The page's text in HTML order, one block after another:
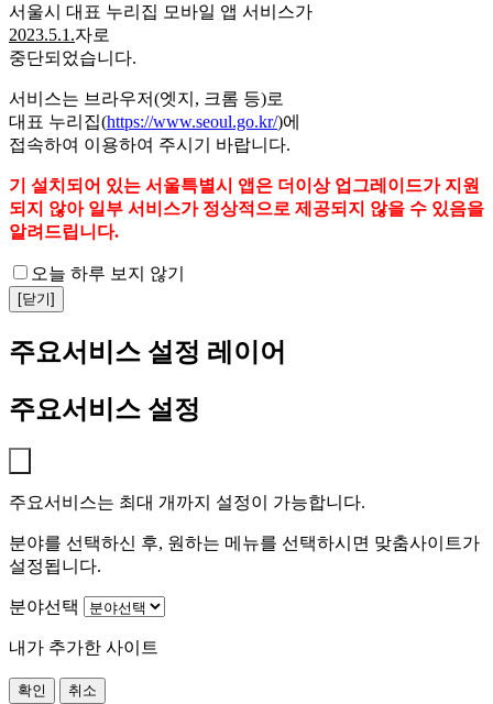
서울시 대표 누리집 모바일 앱 서비스가
2023.5.1.자로
중단되었습니다.
서비스는 브라우저(엣지, 크롬 등)로
대표 누리집(https://www.seoul.go.kr/)에
접속하여 이용하여 주시기 바랍니다.
기 설치되어 있는 서울특별시 앱은 더이상 업그레이드가 지원
되지 않아 일부 서비스가 정상적으로 제공되지 않을 수 있음을
알려드립니다.
오늘 하루 보지 않기
[닫기]
주요서비스 설정 레이어
주요서비스 설정
주요서비스는 최대 개까지 설정이 가능합니다.
분야를 선택하신 후, 원하는 메뉴를 선택하시면 맞춤사이트가
설정됩니다.
분야선택
내가 추가한 사이트
확인 취소